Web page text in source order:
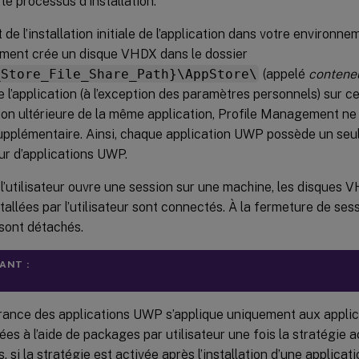
de l’installation initiale de l’application dans votre
crée un disque VHDX dans le dossier
(appelé
l’application (à l’exception des paramètres personnels) sur
ultérieure de la même application, Profile Management
Ainsi, chaque application UWP possède un
d’applications UWP.
ouvre une session sur une machine, les disques
par l’utilisateur sont connectés. À la fermeture de
détachés.
:
des applications UWP s’applique uniquement aux
à l’aide de packages par utilisateur une fois la stratégie
si la stratégie est activée après l’installation d’une